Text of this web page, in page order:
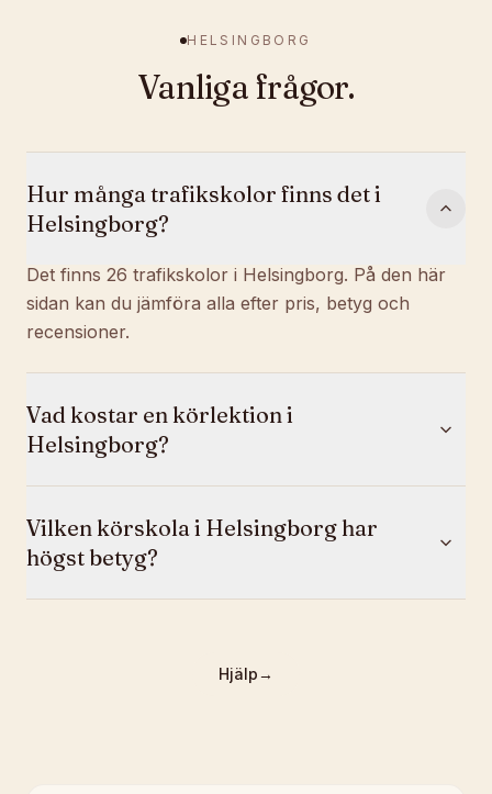
HELSINGBORG
Vanliga frågor.
Hur många trafikskolor finns det i
Helsingborg?
Det finns 26 trafikskolor i Helsingborg. På den här
sidan kan du jämföra alla efter pris, betyg och
recensioner.
Vad kostar en körlektion i
Helsingborg?
Vilken körskola i Helsingborg har
högst betyg?
Hjälp→